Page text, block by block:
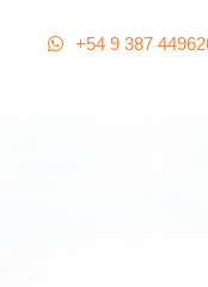
+54 9 387